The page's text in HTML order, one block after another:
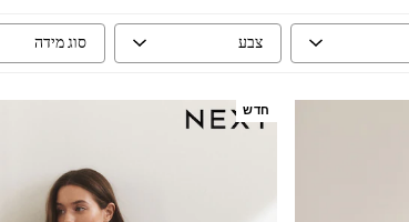
צבע סוג מידה
חדש